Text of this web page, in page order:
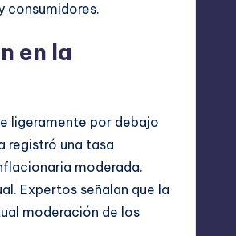
consumidores.
en la
ligeramente por debajo
registró una tasa
moderada.
Expertos señalan que la
moderación de los